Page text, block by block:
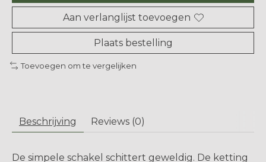
Aan verlanglijst toevoegen
Plaats bestelling
Toevoegen om te vergelijken
Beschrijving Reviews (0)
De simpele schakel schittert geweldig. De ketting